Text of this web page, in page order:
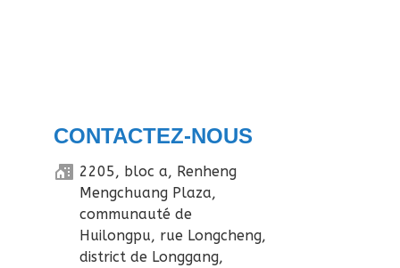
CONTACTEZ-NOUS
2205, bloc a, Renheng
Mengchuang Plaza,
communauté de
Huilongpu, rue Longcheng,
district de Longgang,